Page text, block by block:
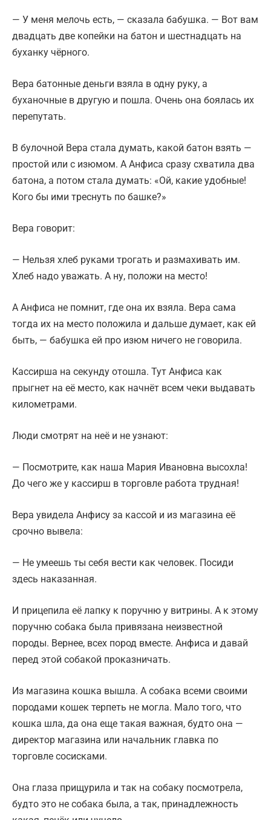
— У меня мелочь есть, — сказала бабушка. — Вот вам
двадцать две копейки на батон и шестнадцать на
буханку чёрного.
Вера батонные деньги взяла в одну руку, а
буханочные в другую и пошла. Очень она боялась их
перепутать.
В булочной Вера стала думать, какой батон взять —
простой или с изюмом. А Анфиса сразу схватила два
батона, а потом стала думать: «Ой, какие удобные!
Кого бы ими треснуть по башке?»
Вера говорит:
— Нельзя хлеб руками трогать и размахивать им.
Хлеб надо уважать. А ну, положи на место!
А Анфиса не помнит, где она их взяла. Вера сама
тогда их на место положила и дальше думает, как ей
быть, — бабушка ей про изюм ничего не говорила.
Кассирша на секунду отошла. Тут Анфиса как
прыгнет на её место, как начнёт всем чеки выдавать
километрами.
Люди смотрят на неё и не узнают:
— Посмотрите, как наша Мария Ивановна высохла!
До чего же у кассирш в торговле работа трудная!
Вера увидела Анфису за кассой и из магазина её
срочно вывела:
— Не умеешь ты себя вести как человек. Посиди
здесь наказанная.
И прицепила её лапку к поручню у витрины. А к этому
поручню собака была привязана неизвестной
породы. Вернее, всех пород вместе. Анфиса и давай
перед этой собакой проказничать.
Из магазина кошка вышла. А собака всеми своими
породами кошек терпеть не могла. Мало того, что
кошка шла, да она еще такая важная, будто она —
директор магазина или начальник главка по
торговле сосисками.
Она глаза прищурила и так на собаку посмотрела,
будто это не собака была, а так, принадлежность